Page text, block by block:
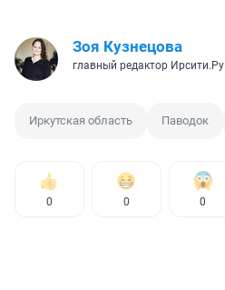
Зоя Кузнецова
главный редактор Ирсити.Ру
Иркутская область Паводок
0 0 0